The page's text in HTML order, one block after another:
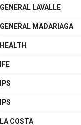
GENERAL LAVALLE
GENERAL MADARIAGA
HEALTH
IFE
IPS
IPS
LA COSTA